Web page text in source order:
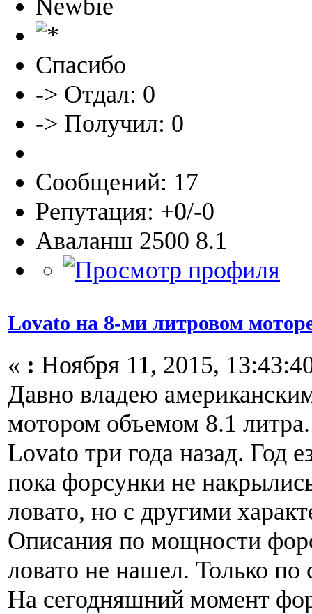
Newbie
Спасибо
-> Отдал: 0
-> Получил: 0
Сообщений: 17
Репутация: +0/-0
Аваланш 2500 8.1
Lovato на 8-ми литровом
« : Ноября 11, 2015,
Давно владею
мотором объемом 8.1
Lovato три года назад. Год
пока форсунки не
ловато, но с другими
Описания по мощности
ловато не нашел. Только по
На сегодняшний момент